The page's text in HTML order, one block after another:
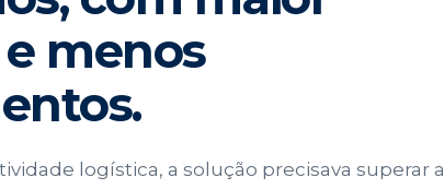
menos
logística, a solução precisava superar a